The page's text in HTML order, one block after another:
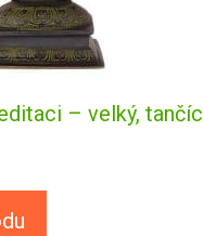
– velký,